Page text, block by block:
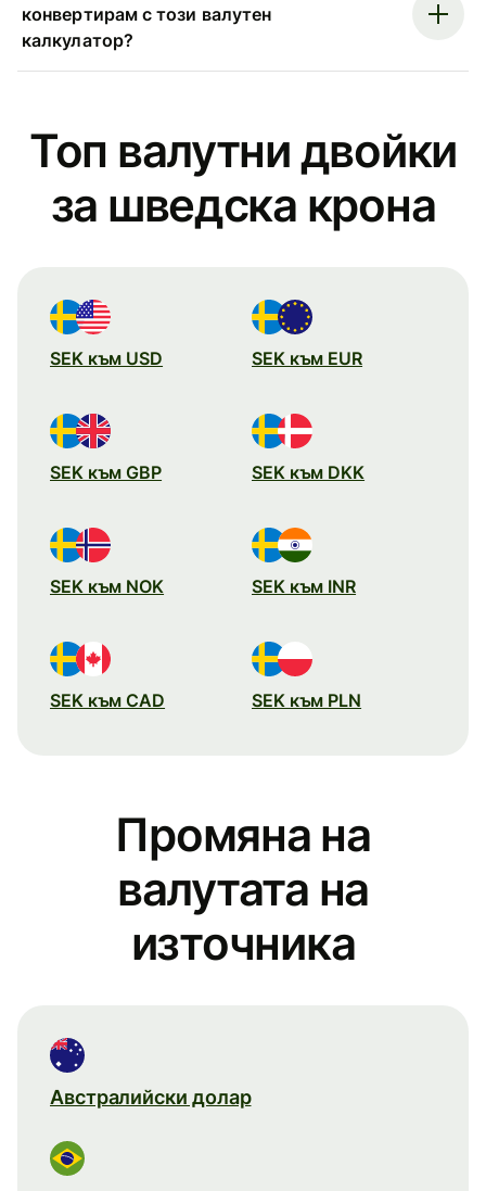
конвертирам с този валутен
калкулатор?
Топ валутни двойки
за шведска крона
SEK към USD SEK към EUR
SEK към GBP SEK към DKK
SEK към NOK SEK към INR
SEK към CAD SEK към PLN
Промяна на
валутата на
източника
Австралийски долар